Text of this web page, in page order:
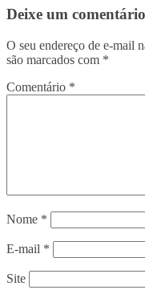
Deixe um comentário
O seu endereço de e-mail
são marcados com *
Comentário *
Nome *
E-mail *
Site